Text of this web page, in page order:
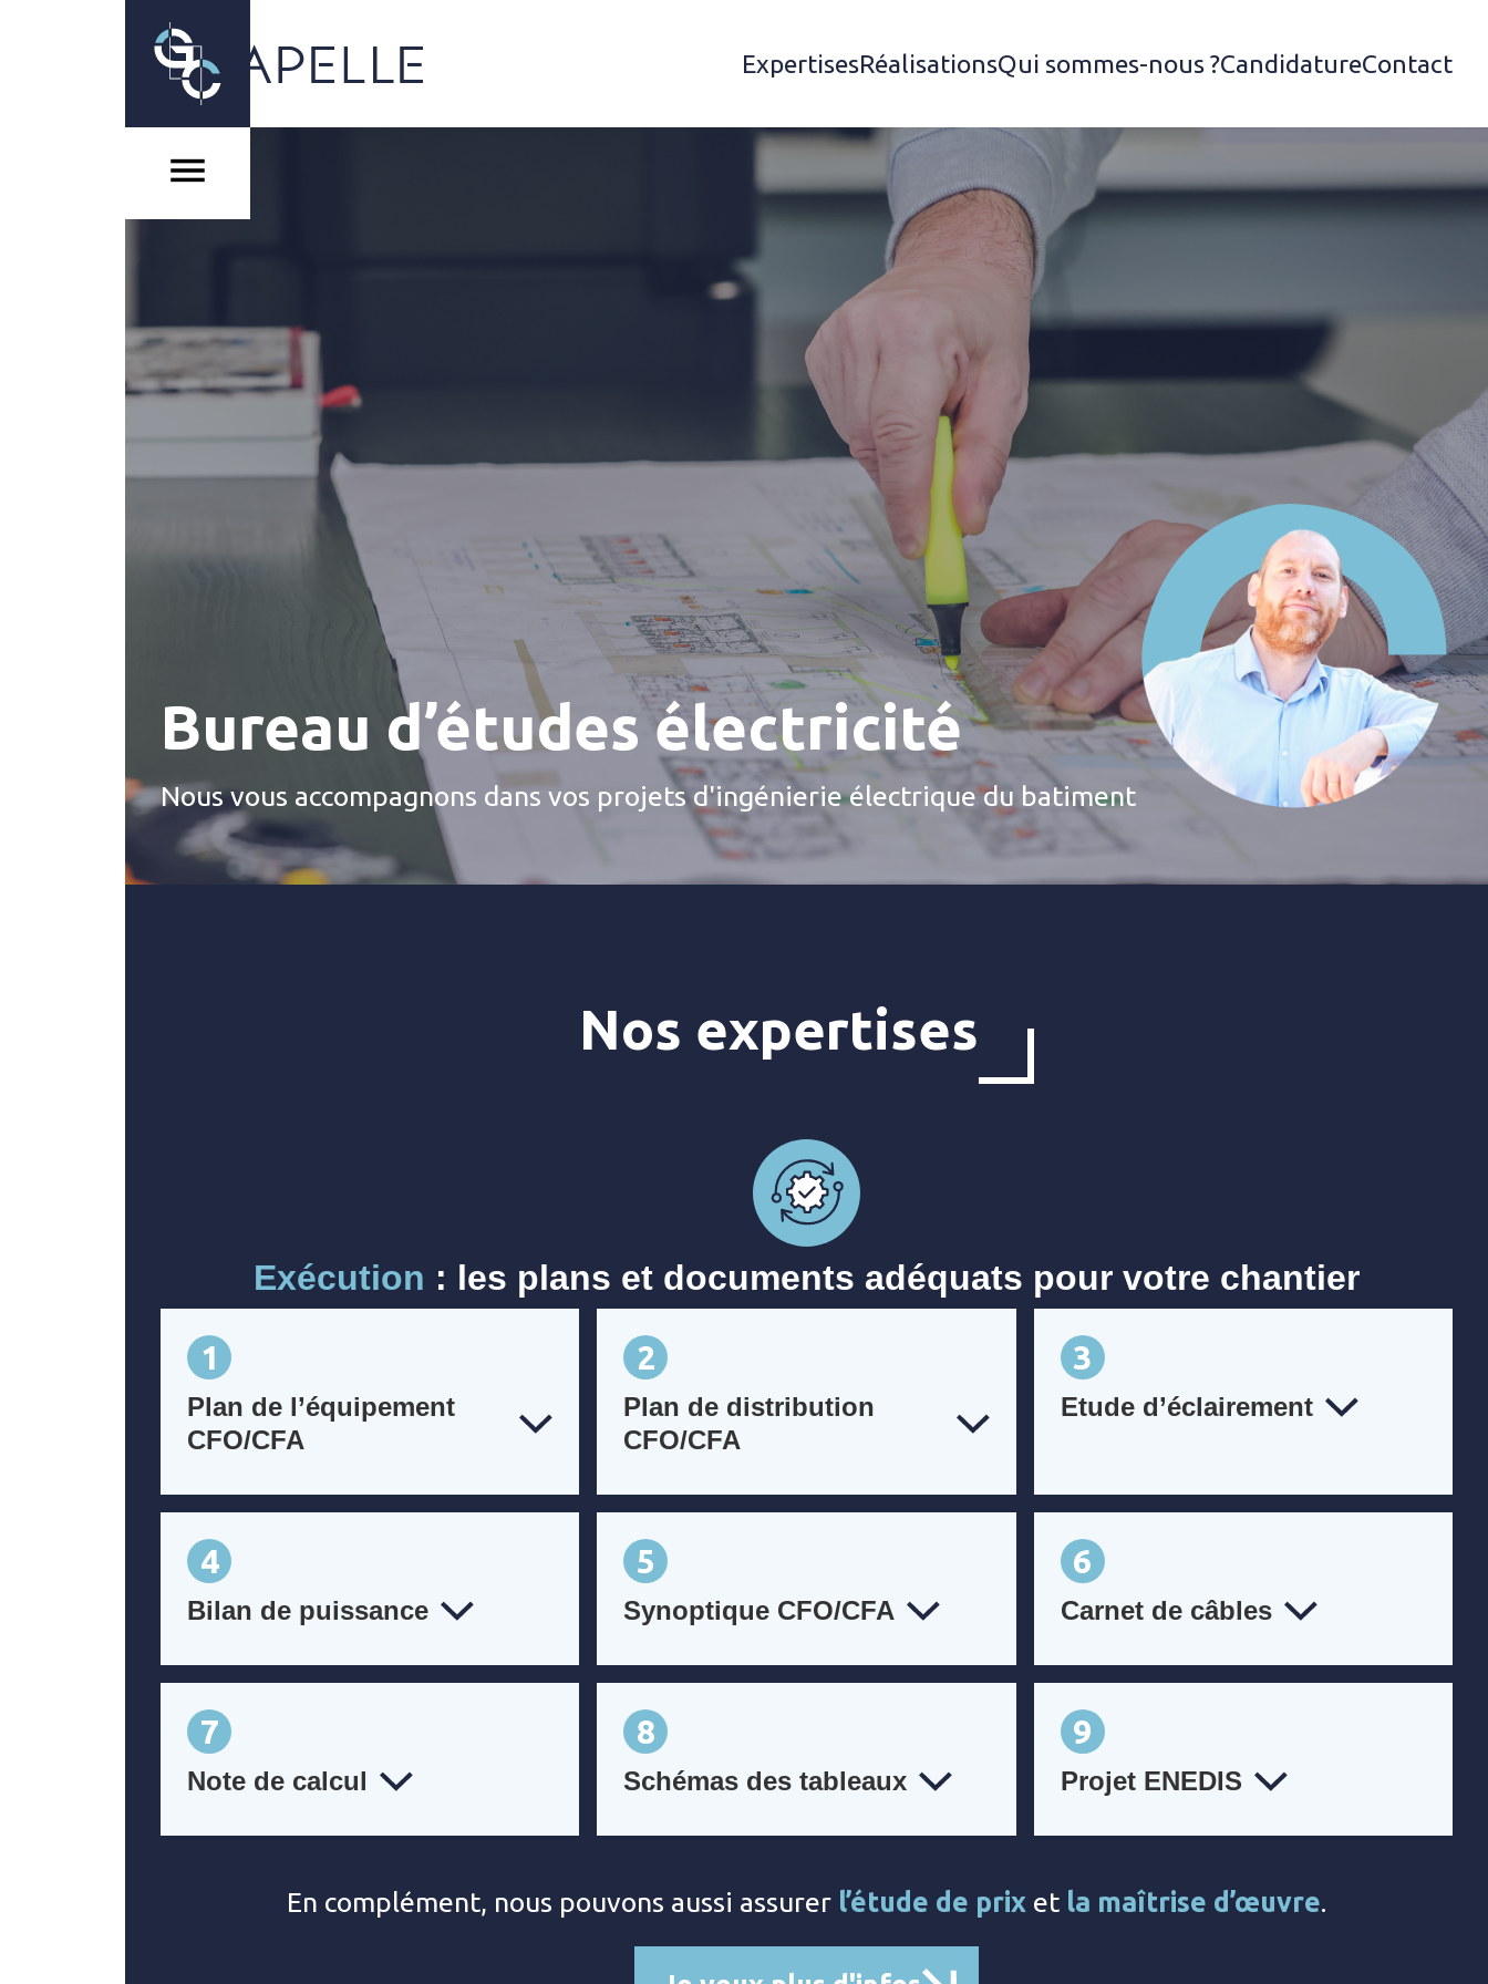
ExpertisesRéalisationsQui sommes-nous ?CandidatureContact
Bureau d’études électricité
Nous vous accompagnons dans vos projets d'ingénierie électrique du batiment
Nos expertises
Exécution : les plans et documents adéquats pour votre chantier
1
Plan de l’équipement
CFO/CFA
2
Plan de distribution
CFO/CFA
3
Etude d’éclairement
4
Bilan de puissance
5
Synoptique CFO/CFA
6
Carnet de câbles
7
Note de calcul
8
Schémas des tableaux
9
Projet ENEDIS
En complément, nous pouvons aussi assurer l’étude de prix et la maîtrise d’œuvre.